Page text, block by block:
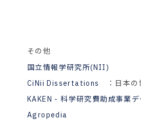
その他
国立情報学研究所(NII)
CiNii Dissertations
：日本の
KAKEN - 科学研究費助成事業デ
Agropedia